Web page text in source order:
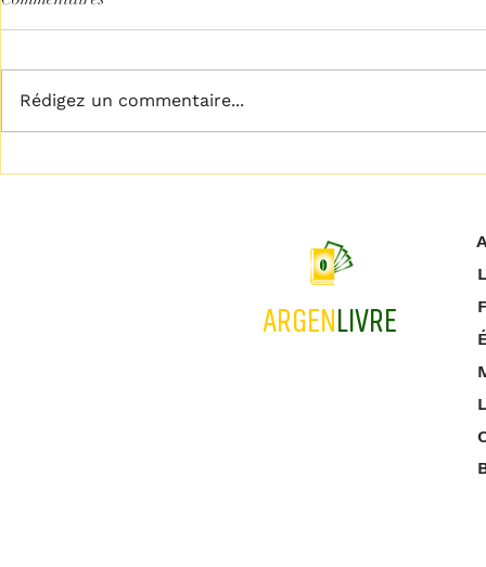
Rédigez un commentaire...
ARGENLIVRE